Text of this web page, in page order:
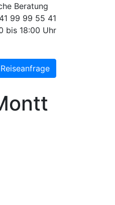
Beratung
99 99 55 41
bis 18:00 Uhr
Reiseanfrage